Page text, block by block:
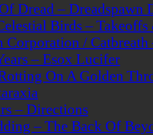
Dread – Dreadspawn
Birds –
Corporation /
– Esox Lucifer
On A Golden
– Directions
– The Back Of